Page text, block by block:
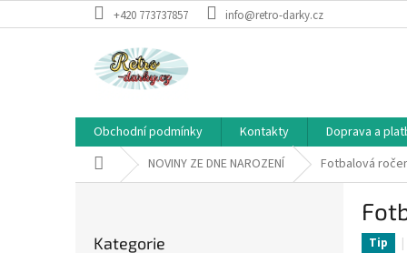
na
+420 773737857 info@retro-darky.cz
Obchodní podmínky Kontakty Doprava a
Domů NOVINY ZE DNE NAROZENÍ Fotbalová
kategorie
Kategorie Tip